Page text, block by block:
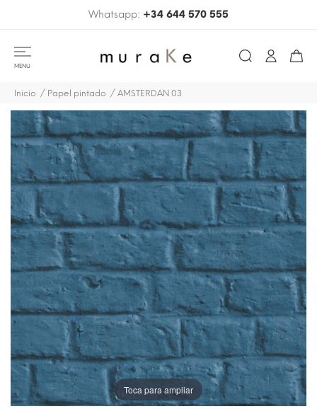
Whatsapp: +34 644 570 555
MENU
Inicio Papel pintado AMSTERDAN 03
Toca para ampliar